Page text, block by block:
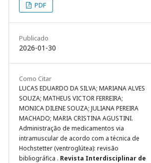
PDF
Publicado
2026-01-30
Como Citar
LUCAS EDUARDO DA SILVA; MARIANA ALVES
SOUZA; MATHEUS VICTOR FERREIRA;
MONICA DILENE SOUZA; JULIANA PEREIRA
MACHADO; MARIA CRISTINA AGUSTINI.
Administração de medicamentos via
intramuscular de acordo com a técnica de
Hochstetter (ventroglútea): revisão
bibliográfica . Revista Interdisciplinar de